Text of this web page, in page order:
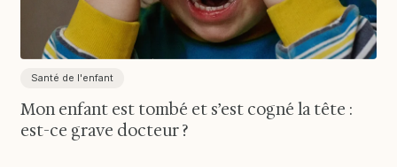
Santé de l'enfant
Mon enfant est tombé et s’est cogné la tête :
est-ce grave docteur ?